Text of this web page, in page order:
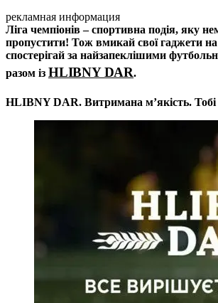
рекламная информация
Ліга чемпіонів – спортивна подія, яку
пропустити! Тож вмикай свої гаджети на
спостерігай за найзапеклішими
разом із HLIBNY DAR.
HLIBNY DAR. Витримана мʼякість.